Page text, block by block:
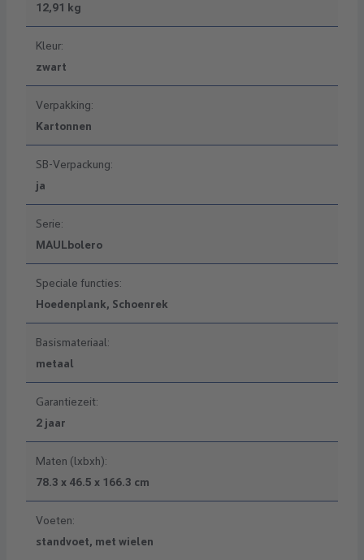
12,91 kg
Kleur:
zwart
Verpakking:
Kartonnen
SB-Verpackung:
ja
Serie:
MAULbolero
Speciale functies:
Hoedenplank, Schoenrek
Basismateriaal:
metaal
Garantiezeit:
2 jaar
Maten (lxbxh):
78.3 x 46.5 x 166.3 cm
Voeten:
standvoet, met wielen